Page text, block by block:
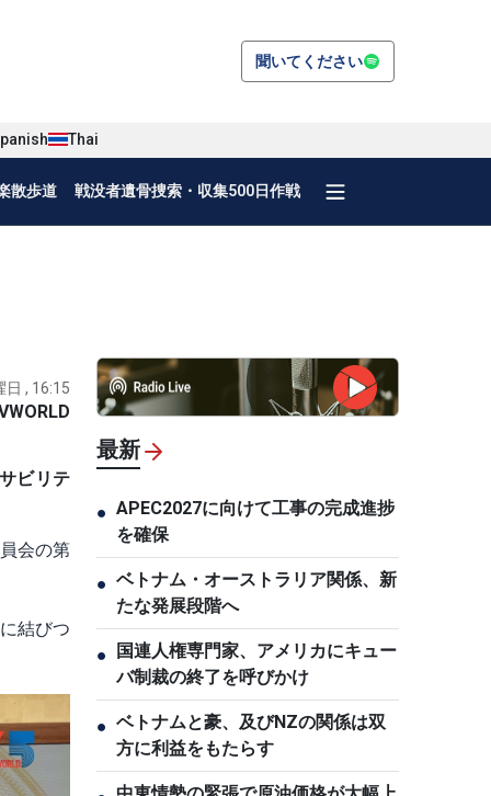
聞いてください
Thai
散歩道 戦没者遺骨捜索・収集500日作戦
, 16:15
ビリテ
会の第
結びつ
最新
● APEC2027に向けて工事の完成進捗
を確保
● ベトナム・オーストラリア関係、新
たな発展段階へ
●
国連人権専門家、アメリカにキュー
バ制裁の終了を呼びかけ
● ベトナムと豪、及びNZの関係は双
方に利益をもたらす